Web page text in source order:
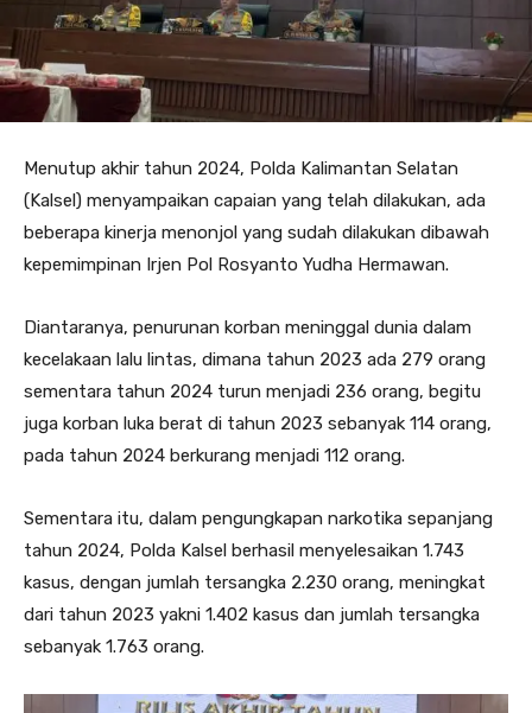
Menutup akhir tahun 2024, Polda Kalimantan Selatan
(Kalsel) menyampaikan capaian yang telah dilakukan, ada
beberapa kinerja menonjol yang sudah dilakukan dibawah
kepemimpinan Irjen Pol Rosyanto Yudha Hermawan.
Diantaranya, penurunan korban meninggal dunia dalam
kecelakaan lalu lintas, dimana tahun 2023 ada 279 orang
sementara tahun 2024 turun menjadi 236 orang, begitu
juga korban luka berat di tahun 2023 sebanyak 114 orang,
pada tahun 2024 berkurang menjadi 112 orang.
Sementara itu, dalam pengungkapan narkotika sepanjang
tahun 2024, Polda Kalsel berhasil menyelesaikan 1.743
kasus, dengan jumlah tersangka 2.230 orang, meningkat
dari tahun 2023 yakni 1.402 kasus dan jumlah tersangka
sebanyak 1.763 orang.